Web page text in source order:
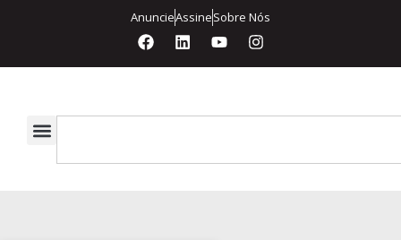
AnuncieAssineSobre Nós